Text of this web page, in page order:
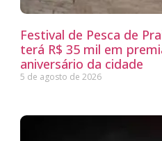
Festival de Pesca de
terá R$ 35 mil em
aniversário da cidade
5 de agosto de 2026